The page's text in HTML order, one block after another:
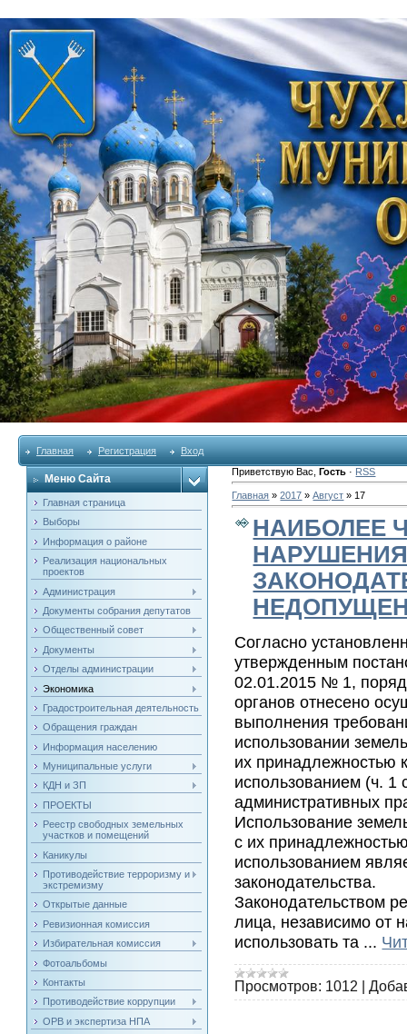
Главная Регистрация Вход
Меню Сайта
Главная страница
Выборы
Информация о районе
Реализация национальных
проектов
Администрация
Документы собрания депутатов
Общественный совет
Документы
Отделы администрации
Экономика
Градостроительная деятельность
Обращения граждан
Информация населению
Муниципальные услуги
КДН и ЗП
ПРОЕКТЫ
Реестр свободных земельных
участков и помещений
Каникулы
Противодействие терроризму и
экстремизму
Открытые данные
Ревизионная комиссия
Избирательная комиссия
Фотоальбомы
Контакты
Противодействие коррупции
ОРВ и экспертиза НПА
Приветствую Вас ,Гость · RSS
Главная »2017 » Август » 17
НАИБОЛЕЕ
Согласно
утвержденным
02.01.2015 № 1,
органов отнесено
выполнения
использовании
их принадлежностью
использованием (ч. 1
административных
Использование
с их
использованием
законодательства.
Законодательством
лица, независимо от
использовать та ...
Просмотров: 1012 |